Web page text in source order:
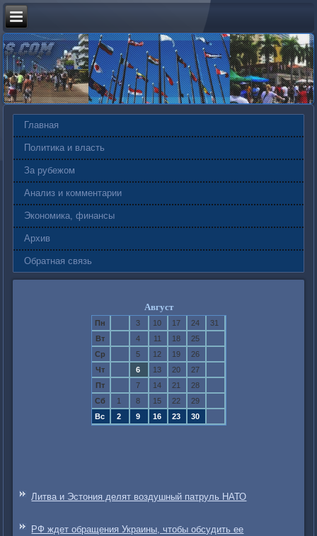
Главная
Политика и власть
За рубежом
Анализ и комментарии
Экономика, финансы
Архив
Обратная связь
Август
Пн 3 10 17 24
31
Вт
4 11 18
25
Ср
5 12 19
26
Чт
6 13 20
27
Пт
7 14 21
28
Сб
1 8 15 22
29
Вс
2 9 16 23 30
Литва и Эстония делят воздушный патруль НАТО
РФ ждет обращения Украины, чтобы обсудить ее